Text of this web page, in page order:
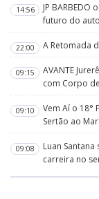
14:56
JP
futuro do
22:00 A Retomada
09:15
AVANTE
com Corpo
09:10
Vem Aí o 18°
Sertão ao
09:08
Luan
carreira no